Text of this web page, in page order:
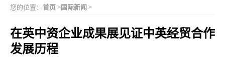
您的位置： 首页>国际新闻>
在英中资企业成果展见证中英经贸合作
发展历程